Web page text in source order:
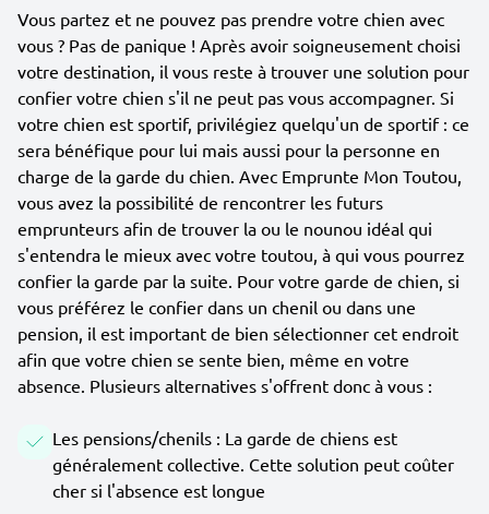
Vous partez et ne pouvez pas prendre votre chien avec
vous ? Pas de panique ! Après avoir soigneusement choisi
votre destination, il vous reste à trouver une solution pour
confier votre chien s'il ne peut pas vous accompagner. Si
votre chien est sportif, privilégiez quelqu'un de sportif : ce
sera bénéfique pour lui mais aussi pour la personne en
charge de la garde du chien. Avec Emprunte Mon Toutou,
vous avez la possibilité de rencontrer les futurs
emprunteurs afin de trouver la ou le nounou idéal qui
s'entendra le mieux avec votre toutou, à qui vous pourrez
confier la garde par la suite. Pour votre garde de chien, si
vous préférez le confier dans un chenil ou dans une
pension, il est important de bien sélectionner cet endroit
afin que votre chien se sente bien, même en votre
absence. Plusieurs alternatives s'offrent donc à vous :
Les pensions/chenils : La garde de chiens est
généralement collective. Cette solution peut coûter
cher si l'absence est longue